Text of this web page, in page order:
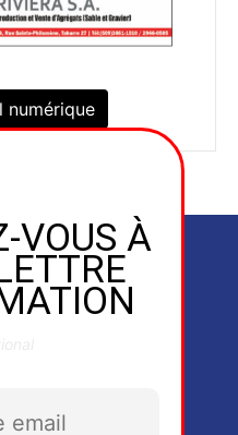
numérique
VOUS À